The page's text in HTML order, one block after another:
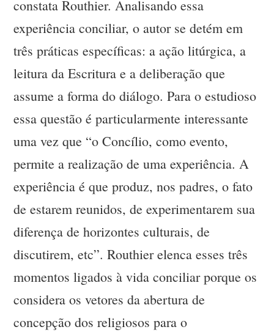
constata Routhier. Analisando essa
experiência conciliar, o autor se detém em
três práticas específicas: a ação litúrgica, a
leitura da Escritura e a deliberação que
assume a forma do diálogo. Para o estudioso
essa questão é particularmente interessante
uma vez que “o Concílio, como evento,
permite a realização de uma experiência. A
experiência é que produz, nos padres, o fato
de estarem reunidos, de experimentarem sua
diferença de horizontes culturais, de
discutirem, etc”. Routhier elenca esses três
momentos ligados à vida conciliar porque os
considera os vetores da abertura de
concepção dos religiosos para o